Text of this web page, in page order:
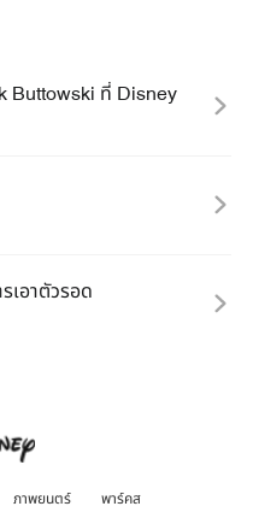
Buttowski ที่ Disney
เอาตัวรอด
ภาพยนตร์ พาร์คส